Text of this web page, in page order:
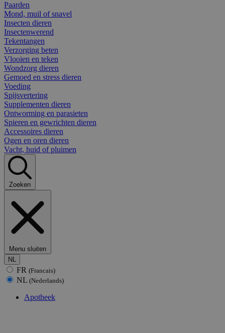
Paarden
Mond, muil of snavel
Insecten dieren
Insectenwerend
Tekentangen
Verzorging beten
Vlooien en teken
Wondzorg dieren
Gemoed en stress dieren
Voeding
Spijsvertering
Supplementen dieren
Ontworming en parasieten
Spieren en gewrichten dieren
Accessoires dieren
Ogen en oren dieren
Vacht, huid of pluimen
Zoeken
Menu sluiten
NL
FR (Francais)
NL (Nederlands)
Apotheek